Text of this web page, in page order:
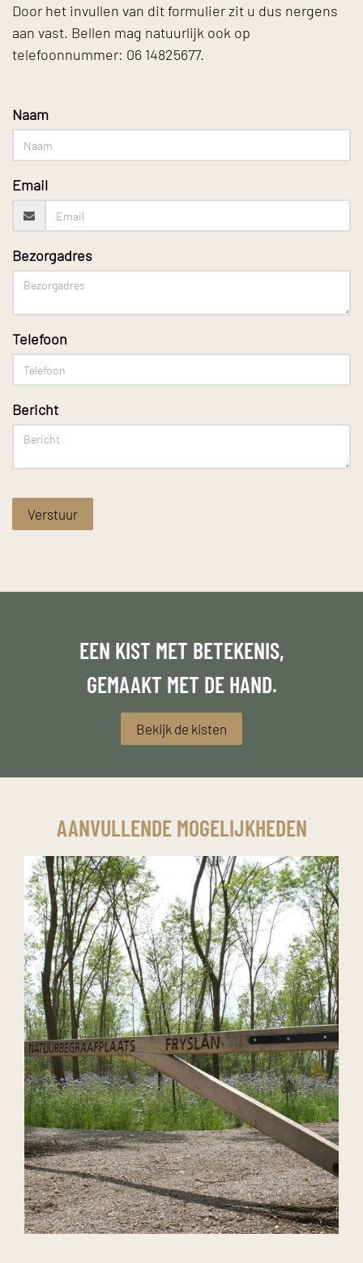
Door het invullen van dit formulier zit u dus nergens
aan vast. Bellen mag natuurlijk ook op
telefoonnummer: 06 14825677.
Naam
Email
Bezorgadres
Telefoon
Bericht
Verstuur
EEN KIST MET BETEKENIS,
GEMAAKT MET DE HAND.
Bekijk de kisten
AANVULLENDE MOGELIJKHEDEN